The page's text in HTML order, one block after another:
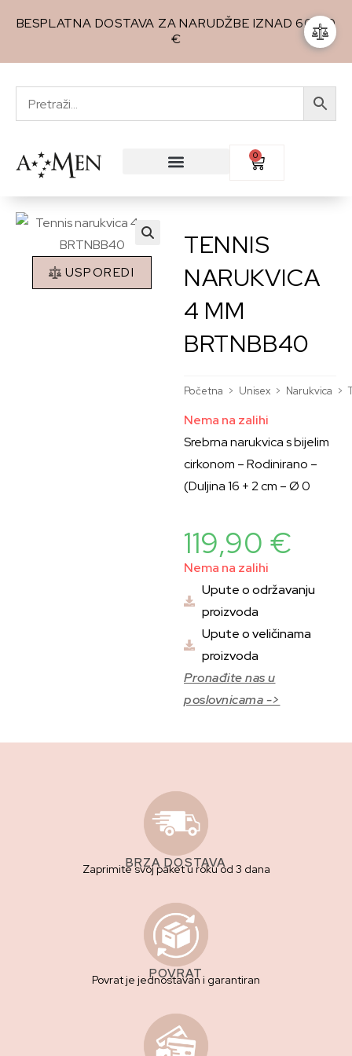
BESPLATNA DOSTAVA ZA NARUDŽBE IZNAD 60,00
€
0
🔍
USPOREDI
TENNIS
NARUKVICA
4 MM
BRTNBB40
Početna > Unisex > Narukvica >
Nema na zalihi
Srebrna narukvica s bijelim
cirkonom – Rodinirano –
(Duljina 16 + 2 cm – Ø 0
119,90 €
Nema na zalihi
Upute o održavanju
proizvoda
Upute o veličinama
proizvoda
Pronađite nas u
poslovnicama ->
BRZA DOSTAVA
Zaprimite svoj paket u roku od 3 dana
POVRAT
Povrat je jednostavan i garantiran